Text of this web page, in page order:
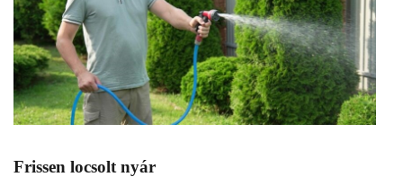
Frissen locsolt nyár